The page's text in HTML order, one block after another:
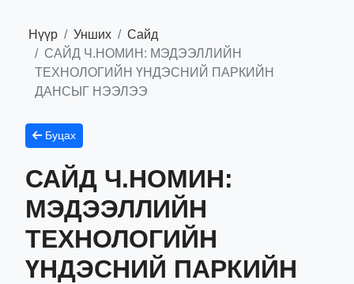
Нүүр Унших
Сайд
САЙД Ч.НОМИН: МЭДЭЭЛЛИЙН
ТЕХНОЛОГИЙН ҮНДЭСНИЙ ПАРКИЙН
ДАНСЫГ НЭЭЛЭЭ
Буцах
САЙД Ч.НОМИН:
МЭДЭЭЛЛИЙН
ТЕХНОЛОГИЙН
ҮНДЭСНИЙ ПАРКИЙН